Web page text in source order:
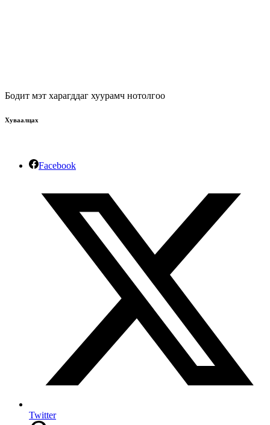
Бодит мэт харагддаг хуурамч нотолгоо
Хуваалцах
Facebook
Twitter